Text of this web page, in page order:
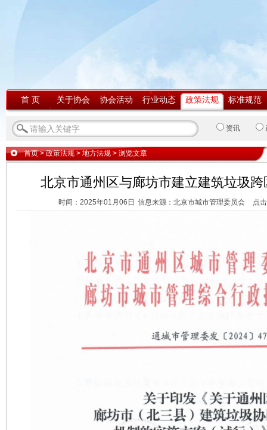
首 页 关于协会 协会活动 行业动态 政策法规 标准规范
资讯
首页>政策法规 > 地方法规 > 浏览文章
北京市通州区与廊坊市建立建筑垃圾
时间：2025年01月06日 信息来源：北京市城市管理委员会 点